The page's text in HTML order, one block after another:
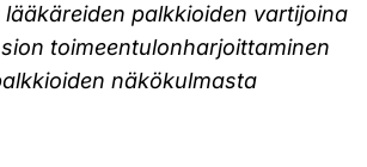
lääkäreiden palkkioiden vartijoina
toimeentulonharjoittaminen
näkökulmasta